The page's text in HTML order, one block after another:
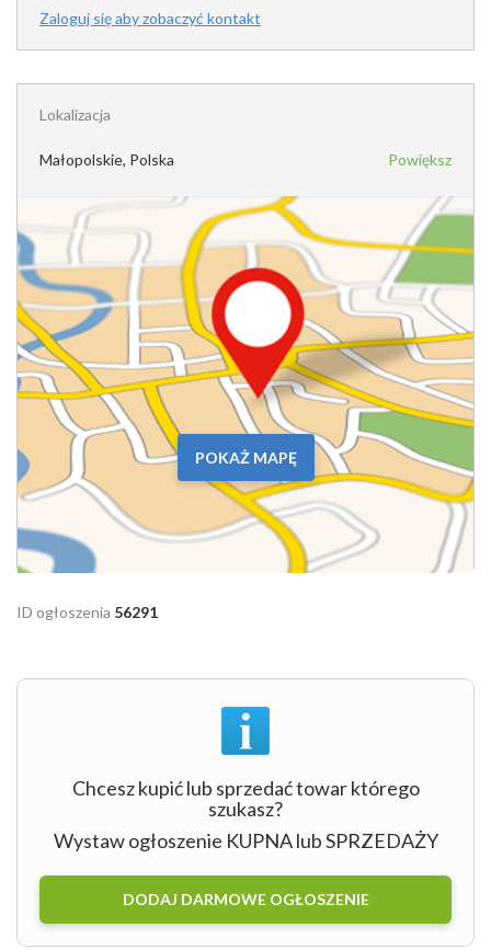
Zaloguj się aby zobaczyć kontakt
Lokalizacja
Małopolskie, Polska Powiększ
POKAŻ MAPĘ
ID ogłoszenia 56291
Chcesz kupić lub sprzedać towar którego
szukasz?
Wystaw ogłoszenie KUPNA lub SPRZEDAŻY
DODAJ DARMOWE OGŁOSZENIE